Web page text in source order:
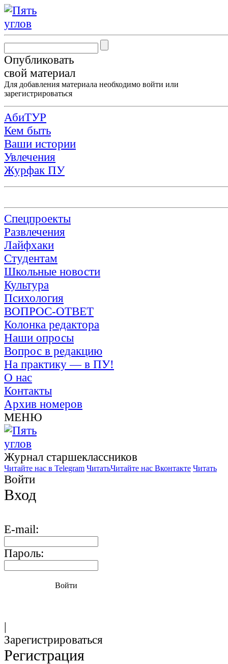
Опубликовать
свой материал
Для добавления материала необходимо войти или
зарегистрироваться
АбиТУР
Кем быть
Ваши истории
Увлечения
Журфак ПУ
Спецпроекты
Развлечения
Лайфхаки
Студентам
Школьные новости
Культура
Психология
ВОПРОС-ОТВЕТ
Колонка редактора
Наши опросы
Вопрос в редакцию
На практику — в ПУ!
О нас
Контакты
Архив номеров
МЕНЮ
Журнал старшекласcников
Читайте нас в Telegram ЧитатьЧитайте нас Вконтакте Читать
Войти
Вход
E-mail:
Пароль:
Войти
|
Зарегистрироваться
Регистрация